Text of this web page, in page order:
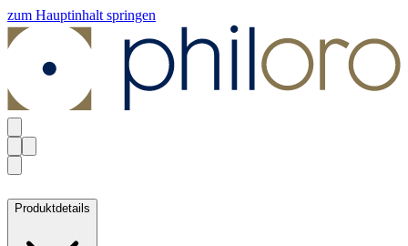
zum Hauptinhalt springen
Produktdetails